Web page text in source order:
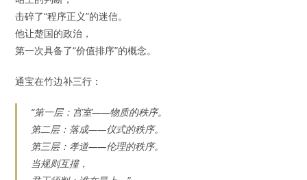
击碎了“程序正义”的迷信。
他让楚国的政治，
第一次具备了“价值排序”的概念。
通宝在竹边补三行：
“第一层：宫室——物质的秩序。
第二层：落成——仪式的秩序。
第三层：孝道——伦理的秩序。
当规则互撞，